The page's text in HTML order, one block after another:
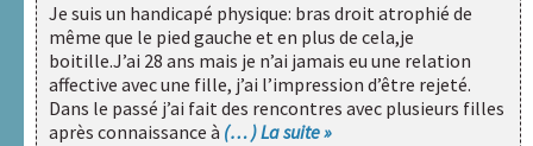
une
question
Centre de
documentation
Je suis un handicapé physique: bras droit atrophié de
même que le pied gauche et en plus de cela,je
boitille.J’ai 28 ans mais je n’ai jamais eu une relation
affective avec une fille, j’ai l’impression d’être rejeté.
Dans le passé j’ai fait des rencontres avec plusieurs filles
après connaissance à (… ) La suite »